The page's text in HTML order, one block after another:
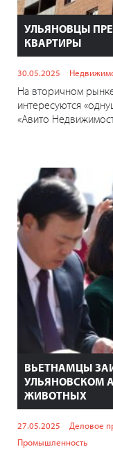
УЛЬЯНОВЦЫ
КВАРТИРЫ
30.05.2025
На вторичном
интересуются
«Авито
ВЬЕТНАМЦЫ
УЛЬЯНОВСКОМ
ЖИВОТНЫХ
27.05.2025 Деловое
Промышленность